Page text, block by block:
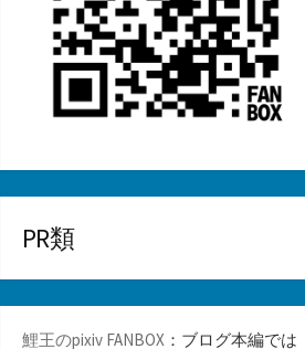
PR類
鯉王のpixiv FANBOX ：ブログ本編では